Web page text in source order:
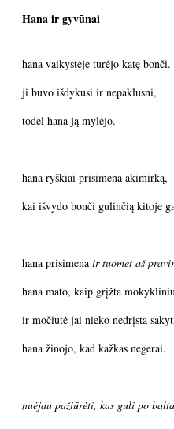
Hana ir gyvūnai
hana vaikystėje turėjo katę bonči.
ji buvo išdykusi ir nepaklusni,
todėl hana ją mylėjo.
hana ryškiai prisimena akimirką,
kai išvydo bonči gulinčią kitoje
hana prisimena ir tuomet aš
hana mato, kaip grįžta
ir močiutė jai nieko nedrįsta
hana žinojo, kad kažkas negerai.
nuėjau pažiūrėti, kas guli po